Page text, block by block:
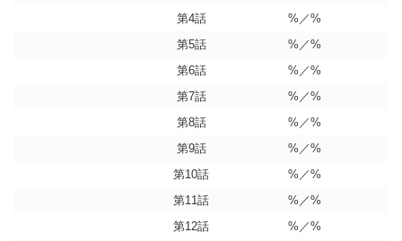
第4話
%／%
第5話
%／%
第6話
%／%
第7話
%／%
第8話
%／%
第9話
%／%
第10話
%／%
第11話
%／%
第12話
%／%